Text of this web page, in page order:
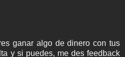
ganar algo de dinero con tus
y si puedes, me des feedback